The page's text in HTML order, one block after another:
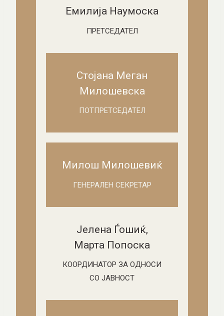
Емилија Наумоска
ПРЕТСЕДАТЕЛ
Стојана Меган
Милошевска
ПОТПРЕТСЕДАТЕЛ
Милош Милошевиќ
ГЕНЕРАЛЕН СЕКРЕТАР
Јелена Ѓошиќ,
Марта Попоска
КООРДИНАТОР ЗА ОДНОСИ
СО ЈАВНОСТ